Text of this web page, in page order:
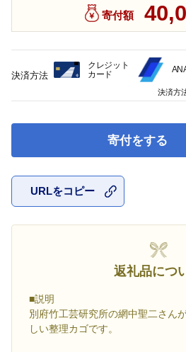
寄付額
寄付をする
URLをコピー
返礼品につ
■説明
別府竹工芸研究所の網中聖二さん
しい整理カゴです。
決済方法
クレジット
カード
決済方